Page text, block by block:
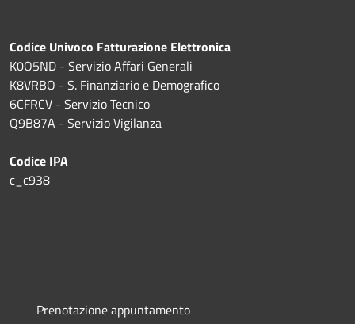
Codice Univoco Fatturazione Elettronica
K0O5ND - Servizio Affari Generali
K8VRBO - S. Finanziario e Demografico
6CFRCV - Servizio Tecnico
Q9B87A - Servizio Vigilanza
Codice IPA
c_c938
Prenotazione appuntamento